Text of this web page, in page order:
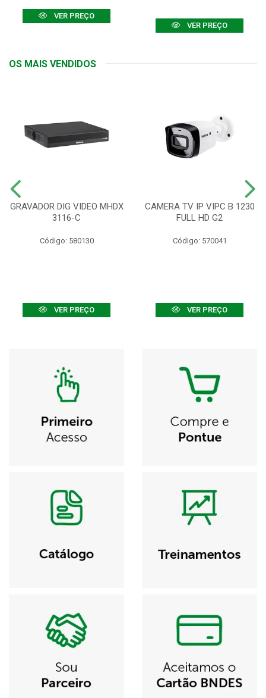
VER PREÇO
VER PREÇO
OS MAIS VENDIDOS
GRAVADOR DIG VIDEO MHDX
3116-C
Código: 580130
VER PREÇO
CAMERA TV IP VIPC B 1230
FULL HD G2
Código: 570041
VER PREÇO